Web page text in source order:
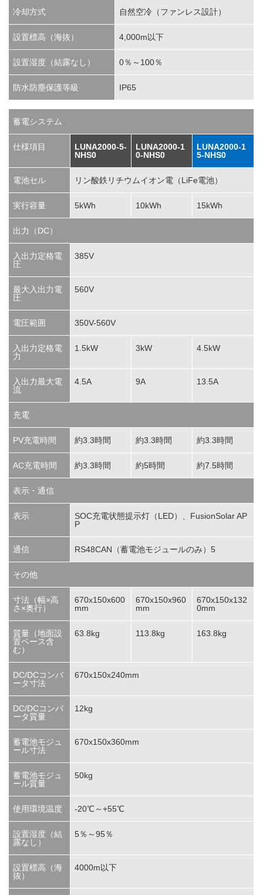
冷却方式 自然空冷（ファンレス設計）
設置標高（海抜） 4,000m以下
設置湿度（結露なし） 0％～100％
防水防塵保護等級 IP65
蓄電システム
仕様項目
LUNA2000-5-
NHS0
LUNA2000-1
0-NHS0
LUNA2000-1
5-NHS0
電池セル リン酸鉄リチウムイオン電（LiFe電池）
実行容量 5kWh 10kWh 15kWh
出力（DC）
入出力定格電
圧
385V
最大入出力電
圧
560V
電圧範囲 350V-560V
入出力定格電
力
1.5kW 3kW 4.5kW
入出力最大電
流
4.5A 9A 13.5A
充電
PV充電時間 約3.3時間 約3.3時間 約3.3時間
AC充電時間 約3.3時間 約5時間 約7.5時間
表示・通信
表示
SOC充電状態提示灯（LED）、FusionSolar AP
P
通信 RS48CAN（蓄電池モジュールのみ）5
その他
寸法（幅×高
さ×奥行）
670x150x600
mm
670x150x960
mm
670x150x132
0mm
質量（地面設
置ベース含
む）
63.8kg 113.8kg 163.8kg
DC/DCコンバ
ータ寸法
670x150x240mm
DC/DCコンバ
ータ質量
12kg
蓄電池モジュ
ール寸法
670x150x360mm
蓄電池モジュ
ール質量
50kg
使用環境温度 -20℃～+55℃
設置湿度（結
露なし）
5％～95％
設置標高（海
抜）
4000m以下